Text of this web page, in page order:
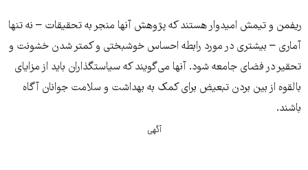
ریفمن و تیمش امیدوار هستند که پژوهش‌ آنها منجر به تحقیقات – نه تنها
آماری – بیشتری در مورد رابطه احساس خوشبختی و کمتر شدن خشونت و
تحقیر در فضای جامعه شود. آنها می‌گویند که سیاستگذاران باید از مزایای
بالقوه از بین بردن تبعیض برای کمک به بهداشت و سلامت جوانان آگاه
باشند.
آگهی